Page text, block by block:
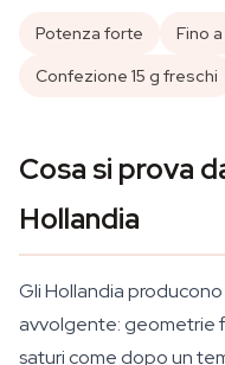
Potenza forte
Fino
Confezione 15 g freschi
Cosa si prova
Hollandia
Gli Hollandia
avvolgente: geometrie
saturi come dopo un